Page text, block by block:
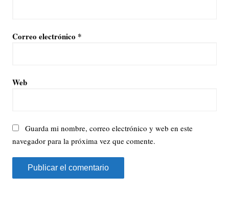
Correo electrónico *
Web
Guarda mi nombre, correo electrónico y web en este
navegador para la próxima vez que comente.